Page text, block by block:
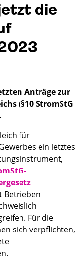
die
Anträge zur
(§10 StromStG
für
ein letztes
Betrieben
Für die
sich verpflichten,